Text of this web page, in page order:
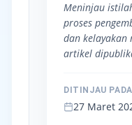
Meninjau
proses
dan kelayakan
artikel
DITINJAU PADA
27 Maret